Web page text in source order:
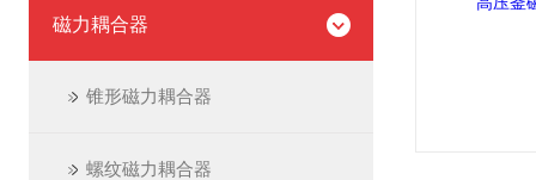
磁力耦合器
锥形磁力耦合器
螺纹磁力耦合器